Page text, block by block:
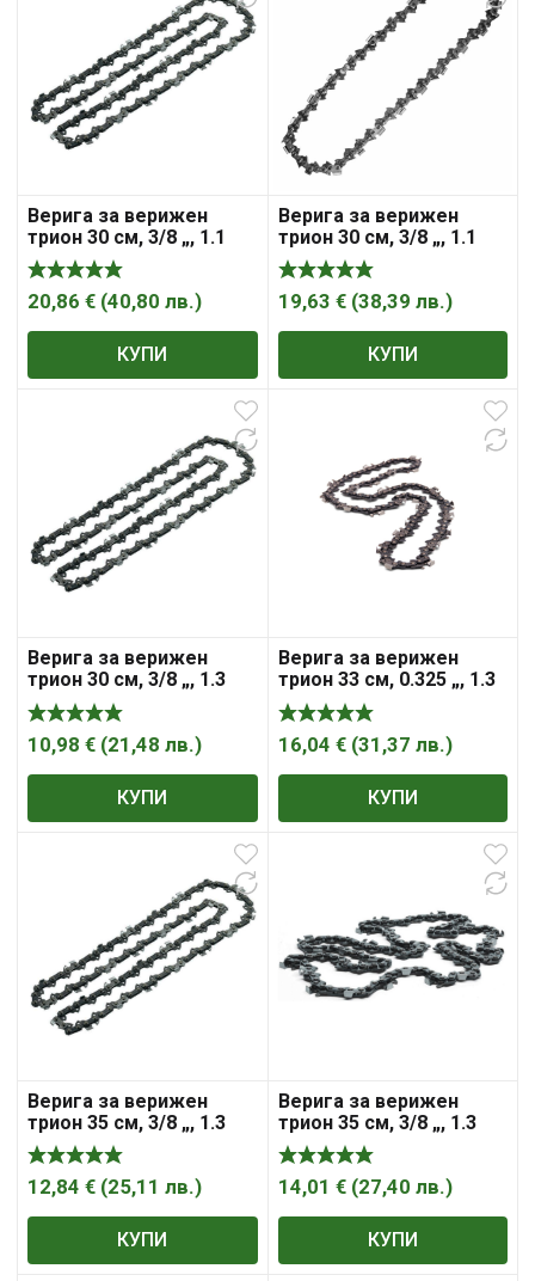
Верига за верижен
трион 30 см, 3/8 „, 1.1
мм, 45 , Bosch
20,86 € (40,80 лв.)
КУПИ
Верига за верижен
трион 30 см, 3/8 „, 1.1
мм, 46 , Makita
19,63 € (38,39 лв.)
КУПИ
Верига за верижен
трион 30 см, 3/8 „, 1.3
мм, 45 , HiKOKI – Hitachi
10,98 € (21,48 лв.)
КУПИ
Верига за верижен
трион 33 см, 0.325 „, 1.3
мм, 56, H30 , Husqvarna
16,04 € (31,37 лв.)
КУПИ
Верига за верижен
трион 35 см, 3/8 „, 1.3
мм, 52 , HiKOKI – Hitachi
12,84 € (25,11 лв.)
КУПИ
Верига за верижен
трион 35 см, 3/8 „, 1.3
мм, 52, CHO022 ,
McCulloch
14,01 € (27,40 лв.)
КУПИ